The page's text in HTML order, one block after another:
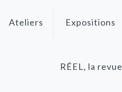
Ateliers Expositions
RÉEL, la revue